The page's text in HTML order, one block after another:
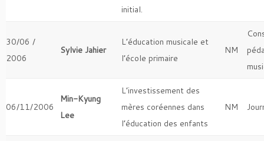
initial.
30/06 /
2006
Sylvie Jahier
L’éducation musicale et
l’école primaire
NM
06/11/2006
Min-Kyung
Lee
L’investissement des
mères coréennes dans
l’éducation des enfants
NM